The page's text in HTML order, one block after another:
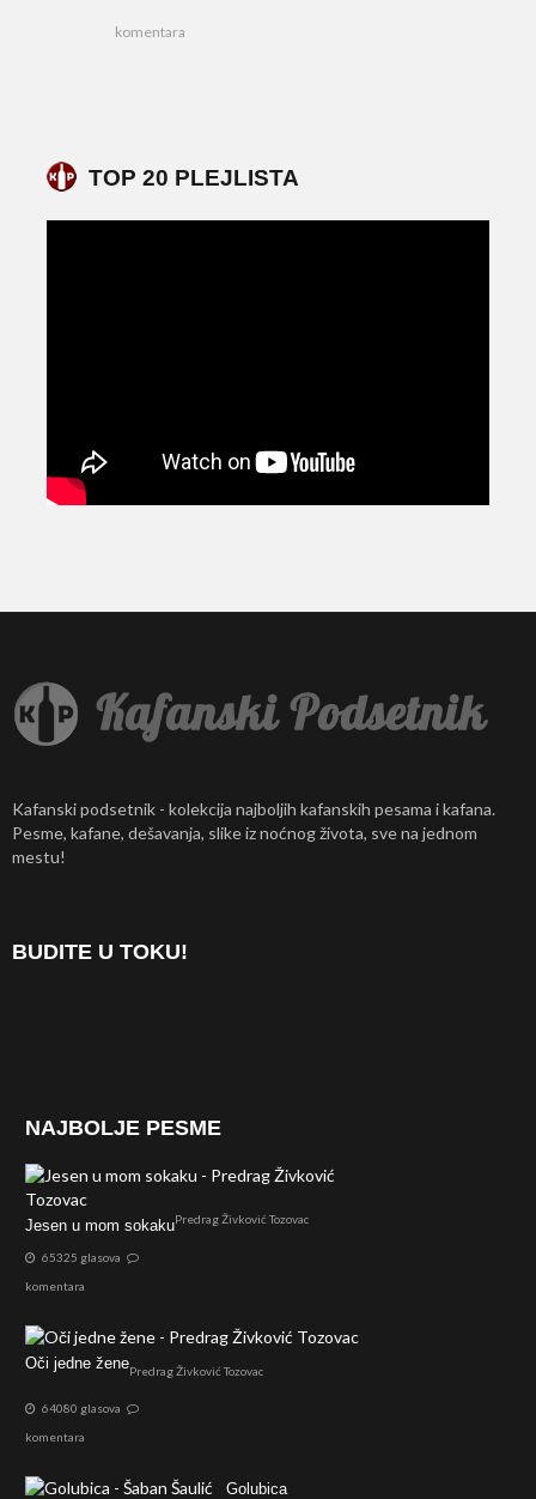
komentara
TOP 20 PLEJLISTA
Kafanski podsetnik - kolekcija najboljih kafanskih pesama i kafana.
Pesme, kafane, dešavanja, slike iz noćnog života, sve na jednom
mestu!
BUDITE U TOKU!
NAJBOLJE PESME
Jesen u mom sokakuPredrag Živković Tozovac
65325 glasova
komentara
Oči jedne ženePredrag Živković Tozovac
64080 glasova
komentara
Golubica